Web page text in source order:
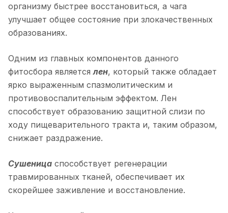
организму быстрее восстановиться, а чага
улучшает общее состояние при злокачественных
образованиях.
Одним из главных компонентов данного
фитосбора являетсялен, который также обладает
ярко выраженным спазмолитическим и
противовоспалительным эффектом. Лен
способствует образованию защитной слизи по
ходу пищеварительного тракта и, таким образом,
снижает раздражение.
Сушеница способствует регенерации
травмированных тканей, обеспечивает их
скорейшее заживление и восстановление.